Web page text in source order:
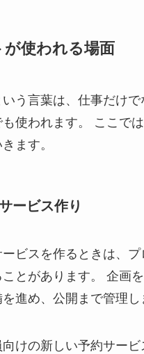
使われる場面
う言葉は、仕事だけで
使われます。 ここで
ます。
ービス作り
ビスを作るときは、プ
ことがあります。 企画
進め、公開まで管理し
けの新しい予約サービ